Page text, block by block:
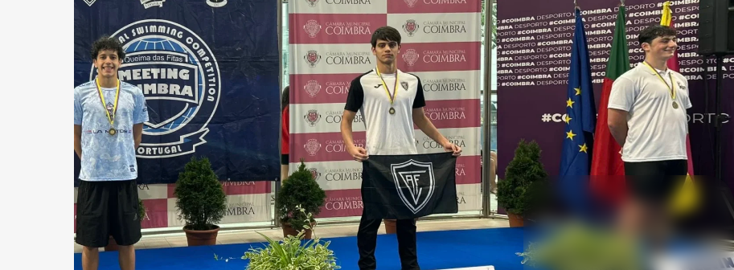
SOCIEDADE
FALECEU PAULA ALMEIDA,
JOVEM ENFERMEIRA NO
HOSPITAL DE VISEU
Julho 27, 2026 . 11:00